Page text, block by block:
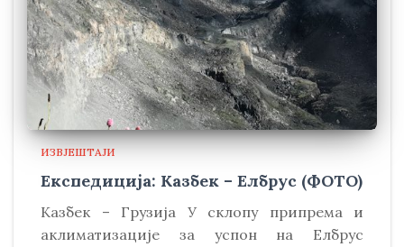
ИЗВЈЕШТАЈИ
Експедиција: Казбек – Елбрус (ФОТО)
Kазбек – Грузија У склопу припрема и
аклиматизације за успон на Елбрус